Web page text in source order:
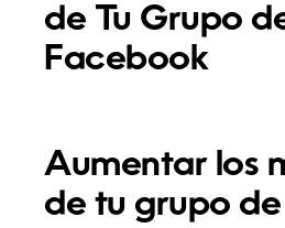
de Tu Grupo
Facebook
Aumentar los
de tu grupo de